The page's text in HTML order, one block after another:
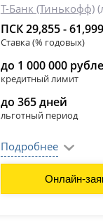
Т-Банк (Тинькофф)
ПСК 29,855 -
Ставка (% годовых)
до 1 000 000
кредитный лимит
до 365 дней
льготный период
Подробнее
Онлайн-